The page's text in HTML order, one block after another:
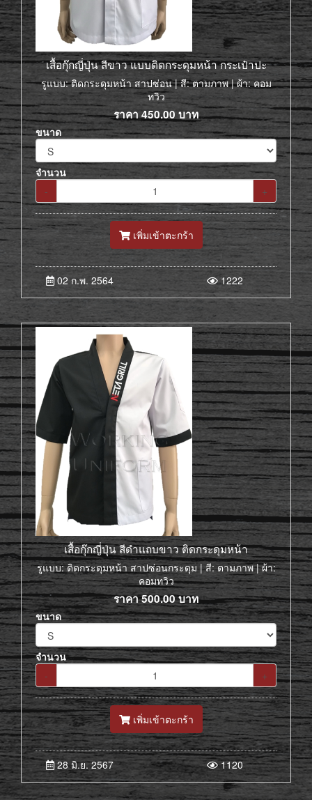
เสื้อกุ๊กญี่ปุ่น สีขาว แบบติดกระดุมหน้า กระเป๋าปะ
รูแบบ: ติดกระดุมหน้า สาปซ่อน | สี: ตามภาพ | ผ้า: คอม
ทวิว
ราคา450.00 บาท
ขนาด
จำนวน
-
+
เพิ่มเข้าตะกร้า
02 ก.พ. 2564 1222
เสื้อกุ๊กญี่ปุ่น สีดำแถบขาว ติดกระดุมหน้า
รูแบบ: ติดกระดุมหน้า สาปซ่อนกระดุม | สี: ตามภาพ | ผ้า:
คอมทวิว
ราคา500.00บาท
ขนาด
จำนวน
-
+
เพิ่มเข้าตะกร้า
28 มิ.ย. 2567 1120